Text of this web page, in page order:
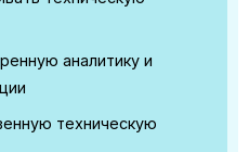
аналитику и
техническую